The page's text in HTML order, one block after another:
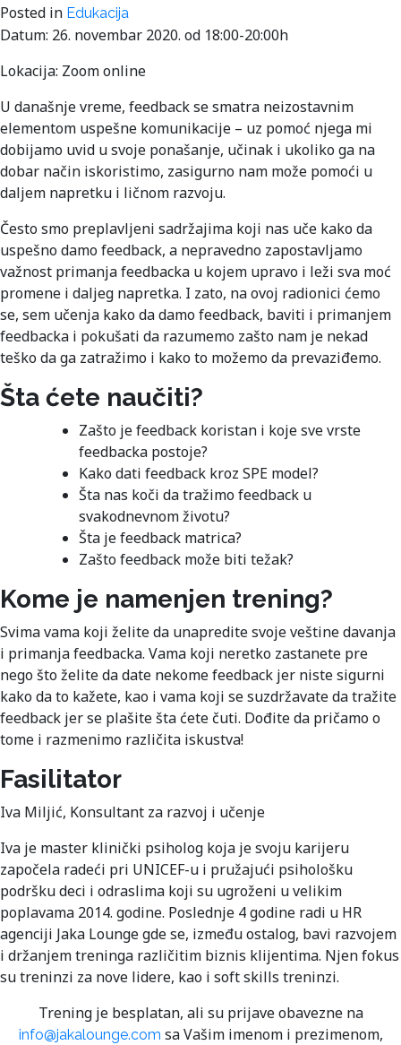
Posted in Edukacija
Datum: 26. novembar 2020. od 18:00-20:00h
Lokacija: Zoom online
U današnje vreme, feedback se smatra neizostavnim
elementom uspešne komunikacije – uz pomoć njega mi
dobijamo uvid u svoje ponašanje, učinak i ukoliko ga na
dobar način iskoristimo, zasigurno nam može pomoći u
daljem napretku i ličnom razvoju.
Često smo preplavljeni sadržajima koji nas uče kako da
uspešno damo feedback, a nepravedno zapostavljamo
važnost primanja feedbacka u kojem upravo i leži sva moć
promene i daljeg napretka. I zato, na ovoj radionici ćemo
se, sem učenja kako da damo feedback, baviti i primanjem
feedbacka i pokušati da razumemo zašto nam je nekad
teško da ga zatražimo i kako to možemo da prevaziđemo.
Šta ćete naučiti?
Zašto je feedback koristan i koje sve vrste
feedbacka postoje?
Kako dati feedback kroz SPE model?
Šta nas koči da tražimo feedback u
svakodnevnom životu?
Šta je feedback matrica?
Zašto feedback može biti težak?
Kome je namenjen trening?
Svima vama koji želite da unapredite svoje veštine davanja
i primanja feedbacka. Vama koji neretko zastanete pre
nego što želite da date nekome feedback jer niste sigurni
kako da to kažete, kao i vama koji se suzdržavate da tražite
feedback jer se plašite šta ćete čuti. Dođite da pričamo o
tome i razmenimo različita iskustva!
Fasilitator
Iva Miljić, Konsultant za razvoj i učenje
Iva je master klinički psiholog koja je svoju karijeru
započela radeći pri UNICEF-u i pružajući psihološku
podršku deci i odraslima koji su ugroženi u velikim
poplavama 2014. godine. Poslednje 4 godine radi u HR
agenciji Jaka Lounge gde se, između ostalog, bavi razvojem
i držanjem treninga različitim biznis klijentima. Njen fokus
su treninzi za nove lidere, kao i soft skills treninzi.
Trening je besplatan, ali su prijave obavezne na
info@jakalounge.com sa Vašim imenom i prezimenom,